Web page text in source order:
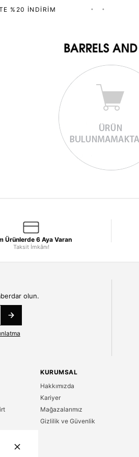
%20 İNDIRIM
Ürünlerde 6 Aya Varan
Taksit İmkânı!
olun.
KURUMSAL
Hakkımızda
Kariyer
Mağazalarımız
Gizlilik ve Güvenlik